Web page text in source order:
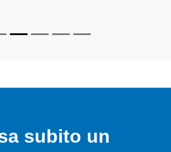
subito un